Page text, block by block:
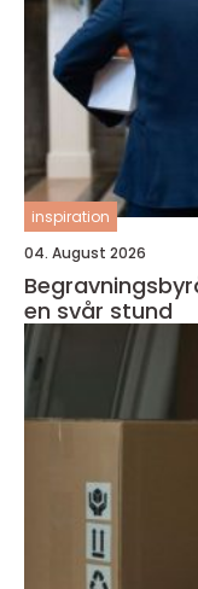
inspiration
04. August 2026
en svår stund